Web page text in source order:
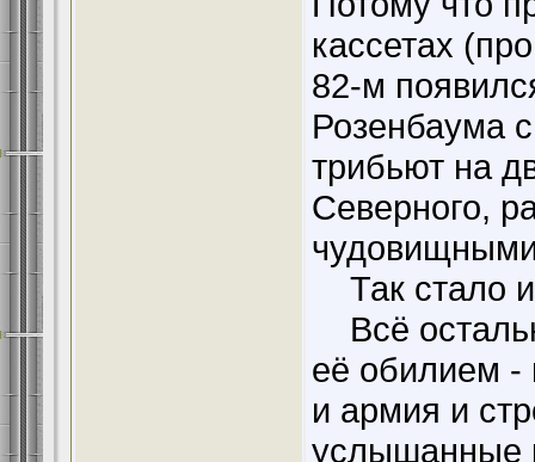
кассетах
82-м
Розенбаума
трибьют на
Северного,
Так стало
Всё
её обилием -
и армия и
услышанные